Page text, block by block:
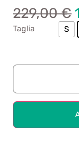
229,00€
Taglia S